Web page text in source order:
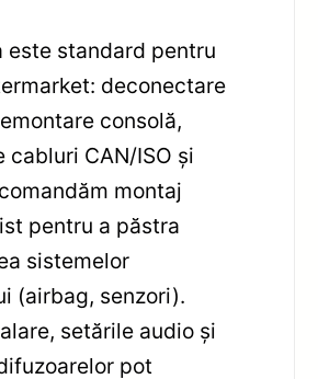
este standard pentru
deconectare
consolă,
cabluri CAN/ISO și
montaj
pentru a păstra
sistemelor
(airbag, senzori).
setările audio și
pot